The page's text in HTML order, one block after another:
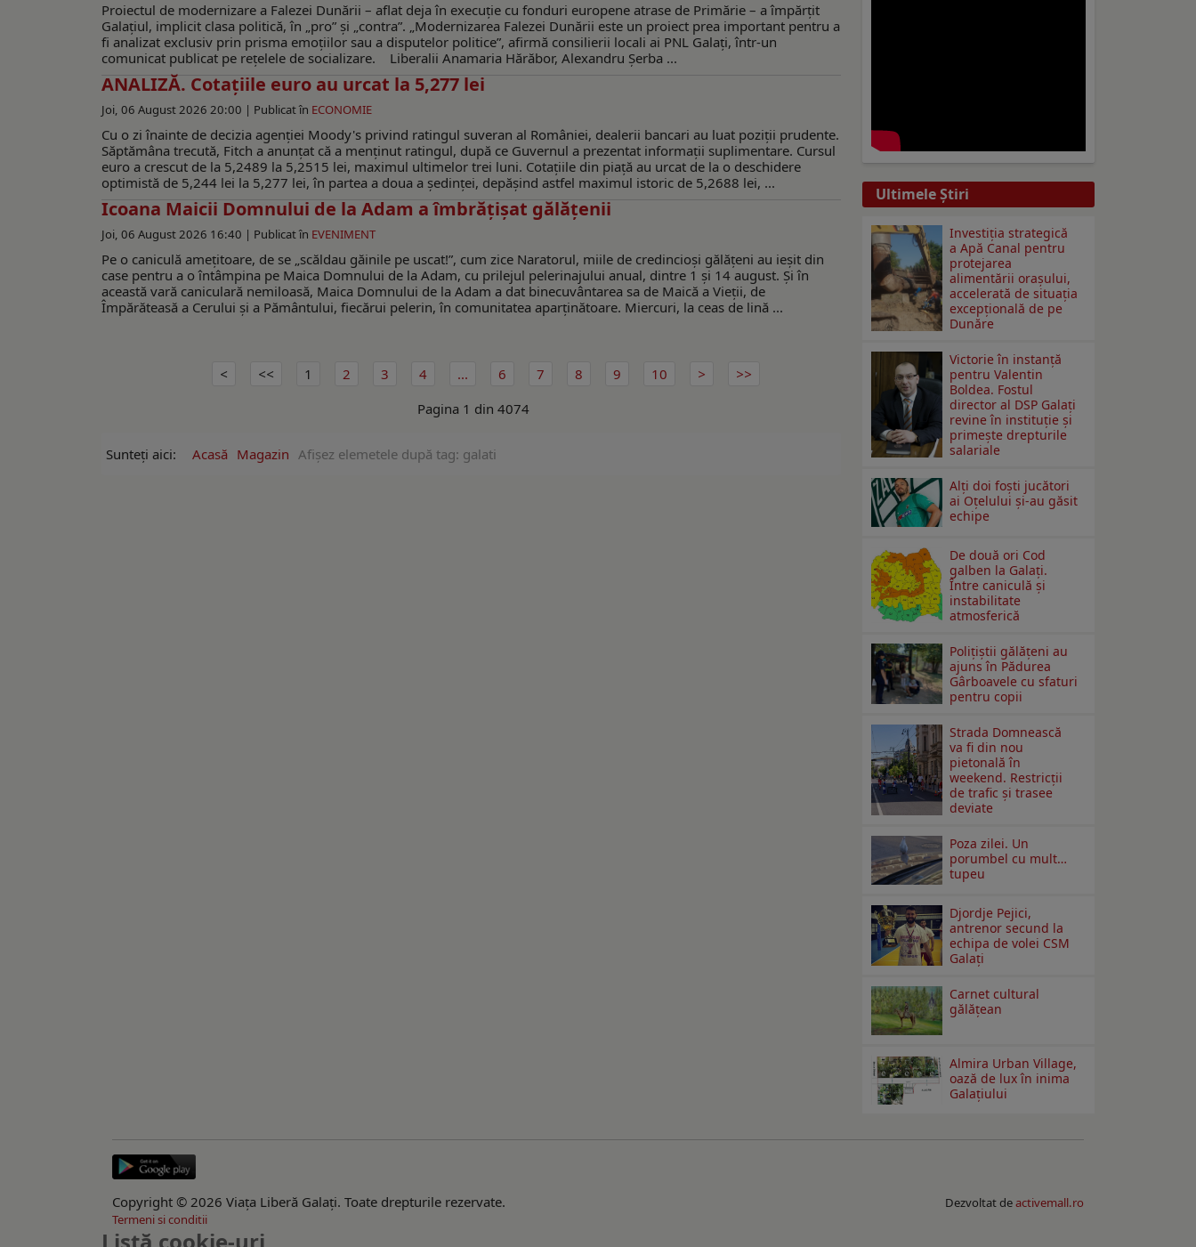
Proiectul de modernizare a Falezei Dunării – aflat deja în execuţie cu fonduri europene atrase de Primărie – a împărţit
Galaţiul, implicit clasa politică, în „pro” şi „contra”. „Modernizarea Falezei Dunării este un proiect prea important pentru a
fi analizat exclusiv prin prisma emoțiilor sau a disputelor politice”, afirmă consilierii locali ai PNL Galaţi, într-un
comunicat publicat pe reţelele de socializare. Liberalii Anamaria Hărăbor, Alexandru Șerba ...
ANALIZĂ. Cotațiile euro au urcat la 5,277 lei
Joi, 06 August 2026 20:00 | Publicat în ECONOMIE
Cu o zi înainte de decizia agenției Moody's privind ratingul suveran al României, dealerii bancari au luat poziții prudente.
Săptămâna trecută, Fitch a anunțat că a menținut ratingul, după ce Guvernul a prezentat informații suplimentare. Cursul
euro a crescut de la 5,2489 la 5,2515 lei, maximul ultimelor trei luni. Cotațiile din piață au urcat de la o deschidere
optimistă de 5,244 lei la 5,277 lei, în partea a doua a ședinței, depășind astfel maximul istoric de 5,2688 lei, ...
Icoana Maicii Domnului de la Adam a îmbrățișat gălățenii
Joi, 06 August 2026 16:40 | Publicat în EVENIMENT
Pe o caniculă amețitoare, de se „scăldau găinile pe uscat!”, cum zice Naratorul, miile de credincioși gălățeni au ieșit din
case pentru a o întâmpina pe Maica Domnului de la Adam, cu prilejul pelerinajului anual, dintre 1 și 14 august. Și în
această vară caniculară nemiloasă, Maica Domnului de la Adam a dat binecuvântarea sa de Maică a Vieții, de
Împărăteasă a Cerului și a Pământului, fiecărui pelerin, în comunitatea aparținătoare. Miercuri, la ceas de lină ...
1 2 3 4 ... 6 7 8 9
10
Pagina 1 din 4074
Sunteți aici: Acasă Magazin Afişez elemetele după tag: galati
Ultimele Ştiri
Investiția strategică
a Apă Canal pentru
protejarea
alimentării orașului,
accelerată de situația
excepțională de pe
Dunăre
Victorie în instanță
pentru Valentin
Boldea. Fostul
director al DSP Galați
revine în instituție și
primește drepturile
salariale
Alți doi foști jucători
ai Oțelului și-au găsit
echipe
De două ori Cod
galben la Galaţi.
Între caniculă şi
instabilitate
atmosferică
Polițiștii gălățeni au
ajuns în Pădurea
Gârboavele cu sfaturi
pentru copii
Strada Domnească
va fi din nou
pietonală în
weekend. Restricţii
de trafic şi trasee
deviate
Poza zilei. Un
porumbel cu mult…
tupeu
Djordje Pejici,
antrenor secund la
echipa de volei CSM
Galați
Carnet cultural
gălăţean
Almira Urban Village,
oază de lux în inima
Galațiului
Copyright © 2026 Viaţa Liberă Galaţi. Toate drepturile rezervate. Dezvoltat deactivemall.ro
Termeni si conditii